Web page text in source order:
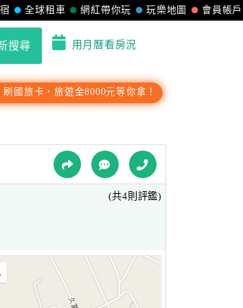
會員帳戶
玩樂地圖
網紅帶你玩
全球租車
搜尋 用月曆看房況
刷國旅卡，旅遊金8000元等你拿！
(共4則評鑑)